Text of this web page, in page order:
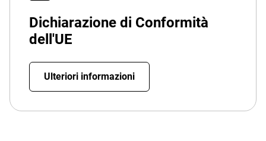
Dichiarazione di Conformità
dell'UE
Ulteriori informazioni